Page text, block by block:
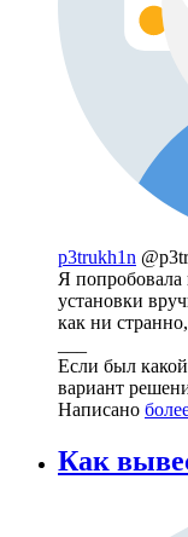
p3trukh1n
Я попробовала
установки
как ни
Если был
вариант
Написано
Как